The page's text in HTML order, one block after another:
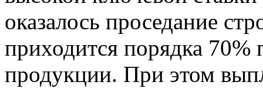
оказалось проседание
приходится порядка 70%
продукции. При этом